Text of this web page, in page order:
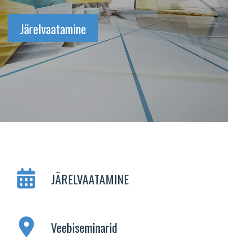
Järelvaatamine
JÄRELVAATAMINE
Veebiseminarid